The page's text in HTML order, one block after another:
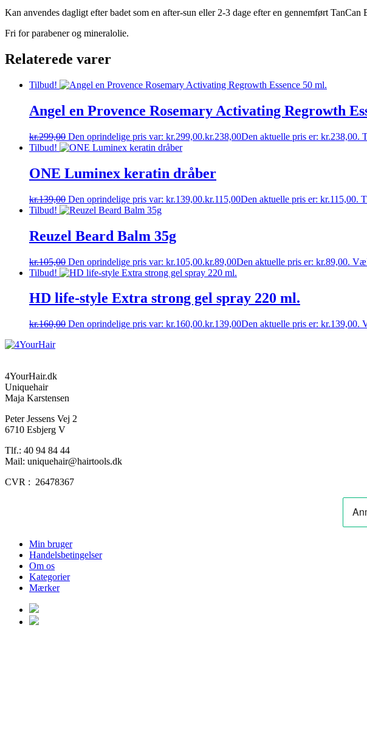
Kan anvendes dagligt efter badet som en after-sun eller 2-3 dage efter en gennemført
Fri for parabener og mineralolie.
Relaterede varer
Tilbud!
Angel en Provence Rosemary Activating Regrowth
kr.299,00 Den oprindelige pris var: kr.299,00.kr.238,00Den aktuelle pris er: kr.238,00.
Tilbud!
ONE Luminex keratin dråber
kr.139,00 Den oprindelige pris var: kr.139,00.kr.115,00Den aktuelle pris er: kr.115,00.
Tilbud!
Reuzel Beard Balm 35g
kr.105,00 Den oprindelige pris var: kr.105,00.kr.89,00Den aktuelle pris er: kr.89,00.
Tilbud!
HD life-style Extra strong gel spray 220 ml.
kr.160,00 Den oprindelige pris var: kr.160,00.kr.139,00Den aktuelle pris er: kr.139,00.
4YourHair.dk
Uniquehair
Maja Karstensen
Peter Jessens Vej 2
6710 Esbjerg V
Tlf.: 40 94 84 44
Mail: uniquehair@hairtools.dk
CVR : 26478367
Min bruger
Handelsbetingelser
Om os
Kategorier
Mærker